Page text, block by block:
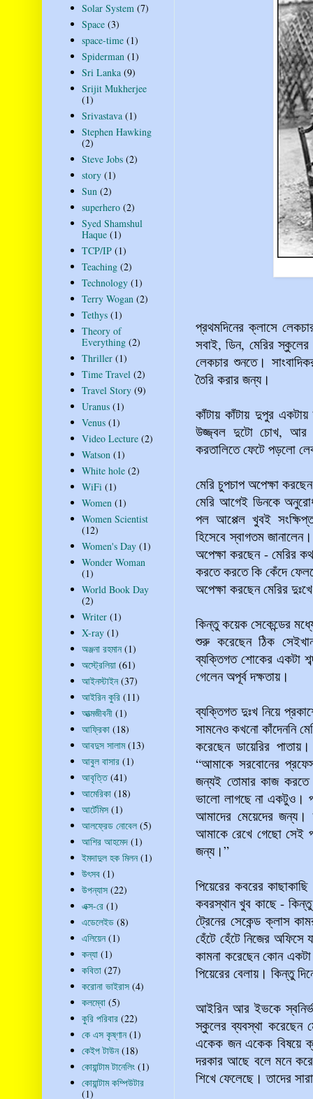
প্রথমদিনের ক্লাসে
সবাই, ডিন, মেরির স্কুলের
লেকচার শুনতে।
তৈরি করার জন্য।
কাঁটায় কাঁটায় দুপুর
উজ্জ্বল দুটো চোখ, আর
করতালিতে ফেটে পড়লো
মেরি চুপচাপ অপেক্ষা
মেরি আগেই ডিনকে
পল আপ্পেল খুবই
হিসেবে স্বাগতম
অপেক্ষা করছেন - মেরির
করতে করতে কি কেঁদে
অপেক্ষা করছেন মেরির
কিন্তু কয়েক সেকেন্ডের
শুরু করেছেন ঠিক
ব্যক্তিগত শোকের একটা
গেলেন অপূর্ব দক্ষতায়।
ব্যক্তিগত দুঃখ নিয়ে
সামনেও কখনো কাঁদেননি
করেছেন ডায়েরির
“আমাকে সরবোনের
জন্যই তোমার কাজ করতে
ভালো লাগছে না একটুও।
আমাদের মেয়েদের জন্য।
আমাকে রেখে গেছো
জন্য।”
পিয়েরের কবরের
কবরস্থান খুব কাছে - কিন্তু
ট্রেনের সেকেন্ড ক্লাস
হেঁটে হেঁটে নিজের অফিসে
কামনা করেছেন কোন একটা
পিয়েরের বেলায়। কিন্তু
আইরিন আর ইভকে
স্কুলের ব্যবস্থা করেছেন
একেক জন একেক বিষয়ে
দরকার আছে বলে মনে
শিখে ফেলেছে। তাদের
Solar System (7)
Space (3)
space-time (1)
Spiderman (1)
Sri Lanka (9)
Srijit Mukherjee
(1)
Srivastava (1)
Stephen Hawking
(2)
Steve Jobs (2)
story (1)
Sun (2)
superhero (2)
Syed Shamshul
Haque (1)
TCP/IP (1)
Teaching (2)
Technology (1)
Terry Wogan (2)
Tethys (1)
Theory of
Everything (2)
Thriller (1)
Time Travel (2)
Travel Story (9)
Uranus (1)
Venus (1)
Video Lecture (2)
Watson (1)
White hole (2)
WiFi (1)
Women (1)
Women Scientist
(12)
Women's Day (1)
Wonder Woman
(1)
World Book Day
(2)
Writer (1)
X-ray (1)
অঞ্জনা রহমান (1)
অস্ট্রেলিয়া (61)
আইনস্টাইন (37)
আইরিন কুরি (11)
আত্মজীবনী (1)
আফ্রিকা (18)
আবদুস সালাম (13)
আবুল বাসার (1)
আবৃত্তি (41)
আমেরিকা (18)
আর্টেমিস (1)
আলফ্রেড নোবেল (5)
আশির আহমেদ (1)
ইমদাদুল হক মিলন (1)
উৎসব (1)
উপন্যাস (22)
এক্স-রে (1)
এডেলেইড (8)
এলিয়েন (1)
কন্যা (1)
কবিতা (27)
করোনা ভাইরাস (4)
কলম্বো (5)
কুরি পরিবার (22)
কে এস কৃষ্ণান (1)
কেইপ টাউন (18)
কোয়ান্টাম টানেলিং (1)
কোয়ান্টাম কম্পিউটার
(1)